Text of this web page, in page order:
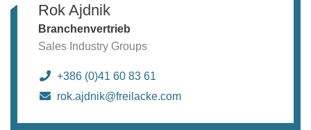
Rok Ajdnik
Branchenvertrieb
Sales Industry Groups
+386 (0)41 60 83 61
rok.ajdnik@freilacke.com